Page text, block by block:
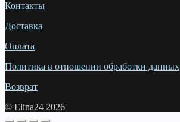
Контакты
Доставка
Оплата
Политика в отношении обработки данных
Возврат
© Elina24 2026